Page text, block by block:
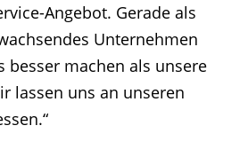
Angebot. Gerade als
Unternehmen
besser machen als unsere
lassen uns an unseren